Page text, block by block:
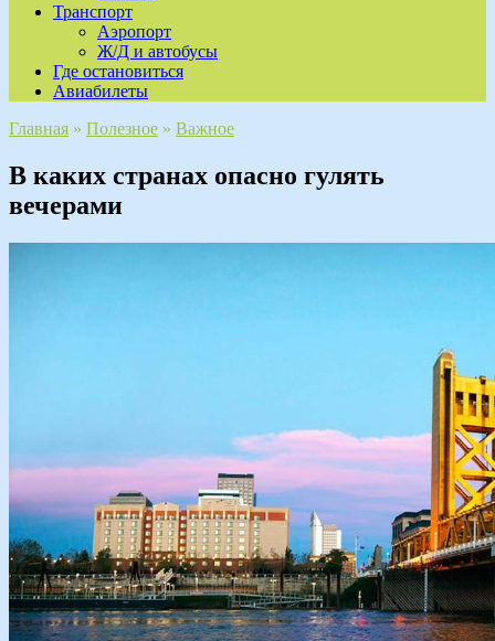
Транспорт
Аэропорт
Ж/Д и автобусы
Где остановиться
Авиабилеты
Главная » Полезное » Важное
В каких странах опасно гулять
вечерами